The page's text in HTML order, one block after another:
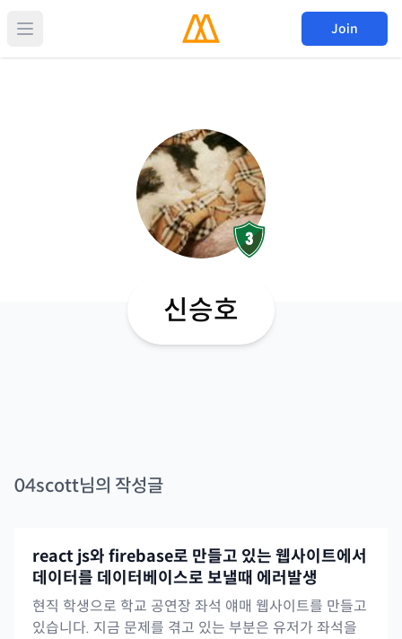
Join
신승호
04scott님의 작성글
react js와 firebase로 만들고 있는 웹사이트에서
데이터를 데이터베이스로 보낼때 에러발생
현직 학생으로 학교 공연장 좌석 얘매 웹사이트를 만들고
있습니다. 지금 문제를 겪고 있는 부분은 유저가 좌석을